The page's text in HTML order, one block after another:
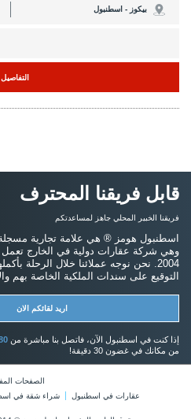
بيكوز - اسطنبول
التفاصيل
قابل فريقنا المحترف
فريقنا الخبير المحلي جاهز لمساعدتكم
وهي شركة عقارات دولية في الخارج تعمل
2004. نحن نوجه عملائنا خلال الرحلة
التوقيع على سندات الملكية الخاصة بهم
اريد لقائكم الان
إذا كنت في اسطنبول الآن، فاتصل بنا مباشرة من
من مكانك في غضون 30 دقيقة!
الصفحات
عقارات في اسطنبول
شراء شقة في